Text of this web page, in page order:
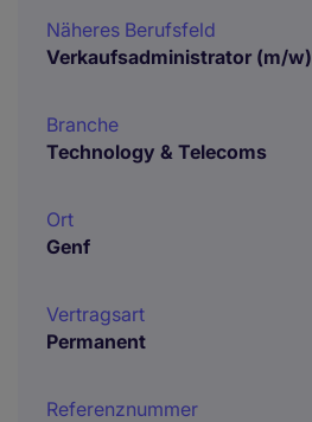
Näheres Berufsfeld
Verkaufsadministrator (m/w)
Branche
Technology & Telecoms
Ort
Genf
Vertragsart
Permanent
Referenznummer